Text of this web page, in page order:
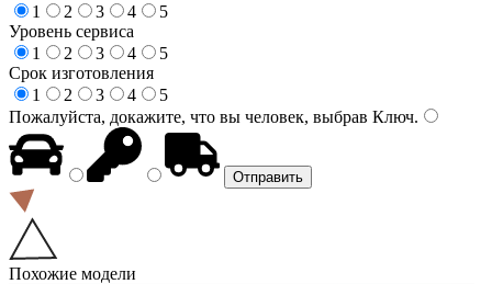
1
2 3 4
5
Уровень сервиса
1
2 3 4
5
Срок изготовления
1
2 3 4
5
Пожалуйста, докажите, что вы человек, выбрав Ключ.
Похожие модели